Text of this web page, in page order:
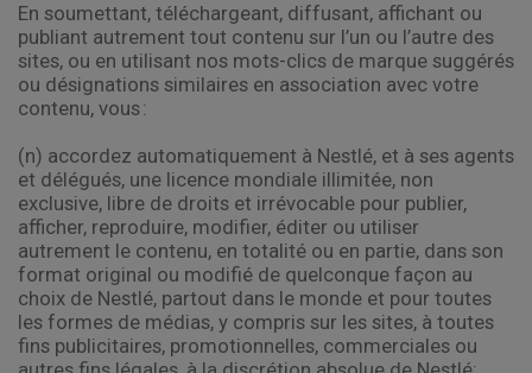
En soumettant, téléchargeant, diffusant, affichant ou
publiant autrement tout contenu sur l’un ou l’autre des
sites, ou en utilisant nos mots-clics de marque suggérés
ou désignations similaires en association avec votre
contenu, vous :
(n) accordez automatiquement à Nestlé, et à ses agents
et délégués, une licence mondiale illimitée, non
exclusive, libre de droits et irrévocable pour publier,
afficher, reproduire, modifier, éditer ou utiliser
autrement le contenu, en totalité ou en partie, dans son
format original ou modifié de quelconque façon au
choix de Nestlé, partout dans le monde et pour toutes
les formes de médias, y compris sur les sites, à toutes
fins publicitaires, promotionnelles, commerciales ou